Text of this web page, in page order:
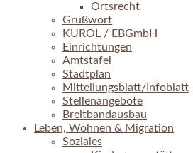
Ortsrecht
Grußwort
KUROL / EBGmbH
Einrichtungen
Amtstafel
Stadtplan
Mitteilungsblatt/Infoblatt
Stellenangebote
Breitbandausbau
Leben, Wohnen & Migration
Soziales